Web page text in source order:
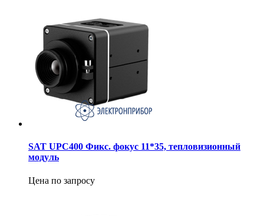
SAT UPC400 Фикс. фокус 11*35, тепловизионный
модуль
Цена по запросу